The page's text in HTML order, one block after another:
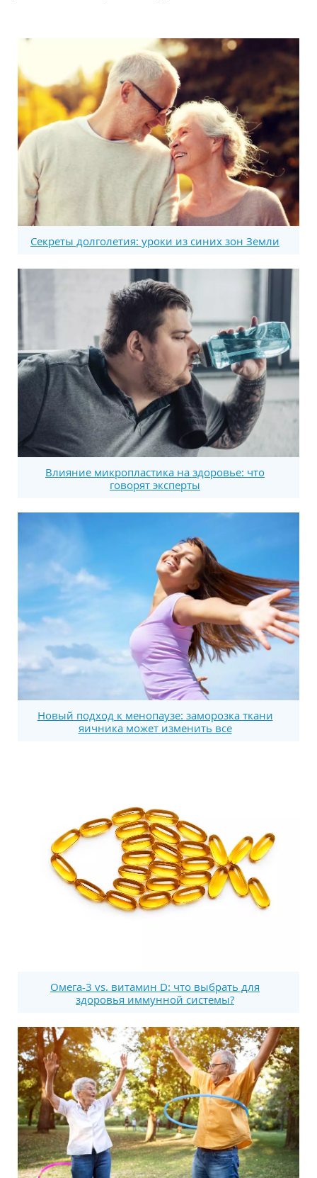
Секреты долголетия: уроки из синих зон Земли
Влияние микропластика на здоровье: что
говорят эксперты
Новый подход к менопаузе: заморозка ткани
яичника может изменить все
Омега-3 vs. витамин D: что выбрать для
здоровья иммунной системы?